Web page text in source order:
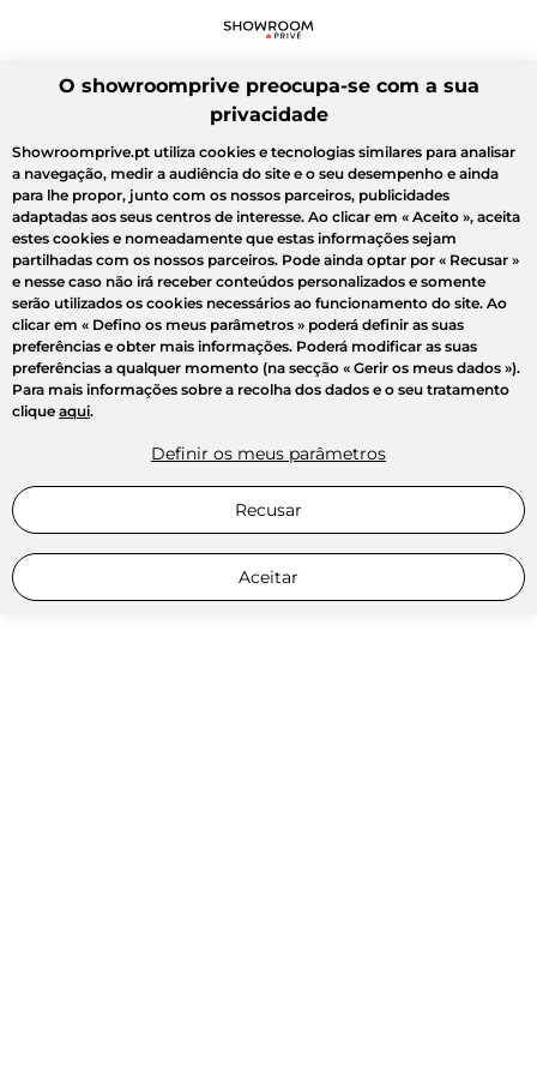
O showroomprive preocupa-se com a sua
privacidade
Showroomprive.pt utiliza cookies e tecnologias similares para analisar
a navegação, medir a audiência do site e o seu desempenho e ainda
para lhe propor, junto com os nossos parceiros, publicidades
adaptadas aos seus centros de interesse. Ao clicar em « Aceito », aceita
estes cookies e nomeadamente que estas informações sejam
partilhadas com os nossos parceiros. Pode ainda optar por « Recusar »
e nesse caso não irá receber conteúdos personalizados e somente
serão utilizados os cookies necessários ao funcionamento do site. Ao
clicar em « Defino os meus parâmetros » poderá definir as suas
preferências e obter mais informações. Poderá modificar as suas
preferências a qualquer momento (na secção « Gerir os meus dados »).
Para mais informações sobre a recolha dos dados e o seu tratamento
clique aqui.
Definir os meus parâmetros
Recusar
Aceitar